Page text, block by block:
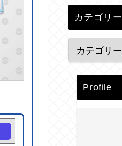
カテゴリー
Profile